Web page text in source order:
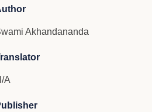
Akhandananda
A